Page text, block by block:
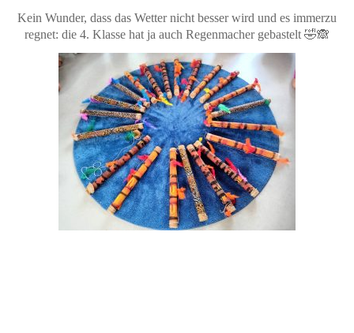
Kein Wunder, dass das Wetter nicht besser wird und es immerzu
regnet: die 4. Klasse hat ja auch Regenmacher gebastelt 🤣🙈